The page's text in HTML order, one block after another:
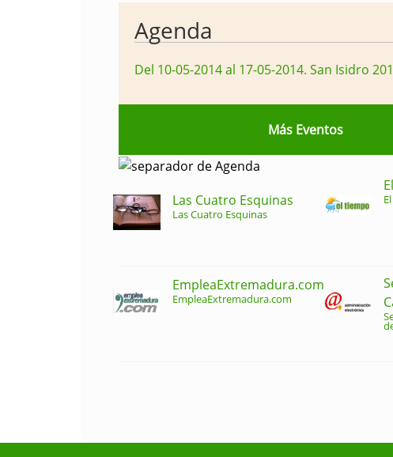
Agenda
Del 10-05-2014 al 17-05-2014. San Isidro
Más Eventos
Las Cuatro Esquinas
Las Cuatro Esquinas
EmpleaExtremadura.com
EmpleaExtremadura.com